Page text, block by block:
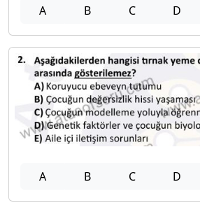
A B C D
A B C D